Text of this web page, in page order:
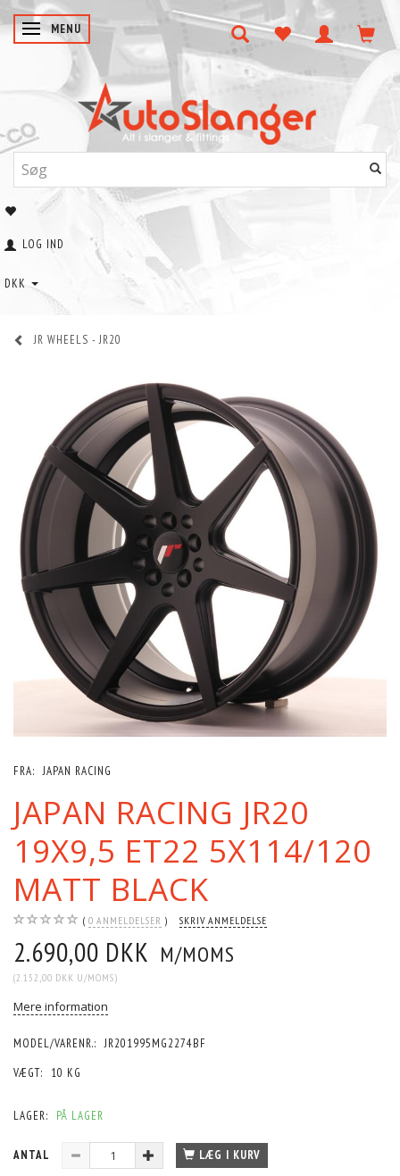
SKIFTE NAVIGATION
MENU
LOG IND
DKK
JR WHEELS - JR20
FRA: JAPAN RACING
JAPAN RACING JR20
19X9,5 ET22 5X114/120
MATT BLACK
0 ANMELDELSER SKRIV ANMELDELSE
2.690,00 DKK M/MOMS
(2.152,00 DKK U/MOMS)
Mere information
MODEL/VARENR.: JR201995MG2274BF
VÆGT:
10 KG
LAGER: PÅ LAGER
ANTAL LÆG I KURV